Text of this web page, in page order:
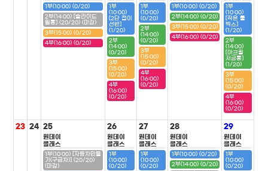
1부(10:00) (0/20)
2부(14:00) [슬라이드
필통] (20/20) (마감)
3부(15:00) (0/20)
4부(16:00) (0/20)
1부
(10:00)
[2단 접이
선반]
(1/20)
2부
(14:00)
(0/20)
3부
(15:00)
(0/20)
4부
(16:00)
(0/20)
1부
(10:00)
(0/20)
2부
(14:00)
(0/20)
3부
(15:00)
(0/20)
4부
(16:00)
(0/20)
1부(10:00) (0/20)
2부(14:00) (0/20)
3부(15:00) (0/20)
4부(16:00) (0/20)
1부
(10:00)
[작은 툴
박스]
(1/20)
2부
(14:00)
[아크릴
저금통]
(1/20)
3부
(15:00)
(0/20)
4부
(16:00)
(0/20)
23 24 25
원데이
클래스
1부(10:00) [자동차만들
기(구급차)] (20/20)
(마감)
26
원데이
클래스
1부
(10:00)
(0/20)
27
원데이
클래스
1부
(10:00)
(0/20)
28
원데이
클래스
1부(10:00) (0/20)
2부(14:00) (0/20)
29
원데이
클래스
1부
(10:00)
(0/20)